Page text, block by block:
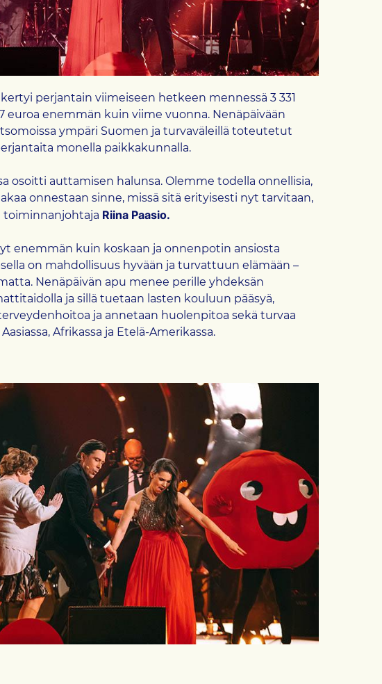
perjantain viimeiseen hetkeen mennessä 3 331
euroa enemmän kuin viime vuonna. Nenäpäivään
ympäri Suomen ja turvaväleillä toteutetut
monella paikkakunnalla.
osoitti auttamisen halunsa. Olemme todella onnellisia,
onnestaan sinne, missä sitä erityisesti nyt tarvitaan,
toiminnanjohtaja Riina Paasio.
enemmän kuin koskaan ja onnenpotin ansiosta
on mahdollisuus hyvään ja turvattuun elämään –
Nenäpäivän apu menee perille yhdeksän
ja sillä tuetaan lasten kouluun pääsyä,
ja annetaan huolenpitoa sekä turvaa
Afrikassa ja Etelä-Amerikassa.